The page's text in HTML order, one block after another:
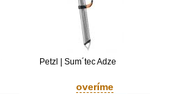
Petzl | Sum´tec Adze
overíme